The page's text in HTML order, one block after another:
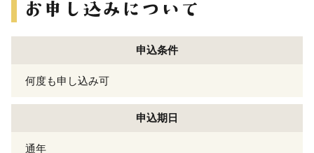
申込条件
何度も申し込み可
申込期日
通年